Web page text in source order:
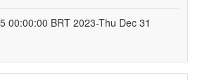
00:00:00 BRT 2023-Thu Dec 31